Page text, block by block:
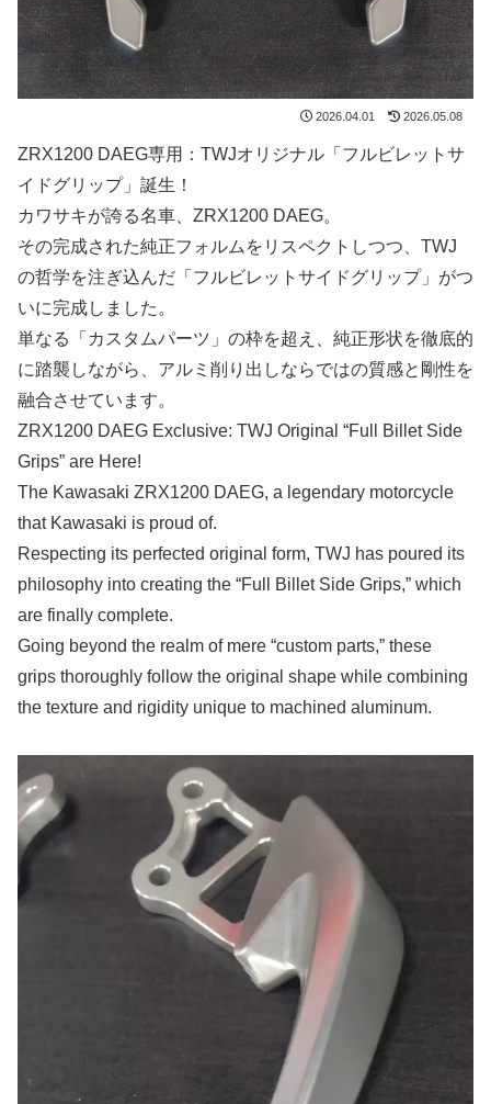
2026.04.01 2026.05.08
ZRX1200 DAEG専用：TWJオリジナル「フルビレットサ
イドグリップ」誕生！
カワサキが誇る名車、ZRX1200 DAEG。
その完成された純正フォルムをリスペクトしつつ、TWJ
の哲学を注ぎ込んだ「フルビレットサイドグリップ」がつ
いに完成しました。
単なる「カスタムパーツ」の枠を超え、純正形状を徹底的
に踏襲しながら、アルミ削り出しならではの質感と剛性を
融合させています。
ZRX1200 DAEG Exclusive: TWJ Original “Full Billet Side
Grips” are Here!
The Kawasaki ZRX1200 DAEG, a legendary motorcycle
that Kawasaki is proud of.
Respecting its perfected original form, TWJ has poured its
philosophy into creating the “Full Billet Side Grips,” which
are finally complete.
Going beyond the realm of mere “custom parts,” these
grips thoroughly follow the original shape while combining
the texture and rigidity unique to machined aluminum.